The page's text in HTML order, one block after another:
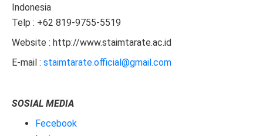
Indonesia
Telp : +62 819-9755-5519
Website : http://www.staimtarate.ac.id
E-mail : staimtarate.official@gmail.com
SOSIAL MEDIA
Fecebook